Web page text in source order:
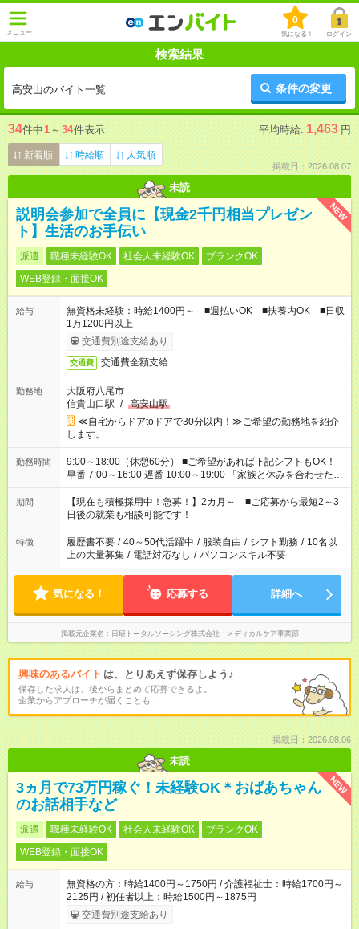
メニュー
0
気になる！ ログイン
検索結果
高安山のバイト一覧 条件の変更
34件中1 ～ 34件表示 平均時給: 1,463 円
新着順 時給順 人気順
掲載日：2026.08.07
未読
NEW
説明会参加で全員に【現金2千円相当プレゼン
ト】生活のお手伝い
派遣 職種未経験OK 社会人未経験OK
ブランクOK
WEB登録・面接OK
給与
無資格未経験：時給1400円～ ■週払いOK ■扶養内OK ■日収
1万1200円以上
交通費別途支給あり
交通費 交通費全額支給
勤務地
大阪府八尾市
信貴山口駅 / 高安山駅
≪自宅からドアtoドアで30分以内！≫ご希望の勤務地を紹介
します。
勤務時間
9:00～18:00（休憩60分） ■ご希望があれば下記シフトもOK！
早番 7:00～16:00 遅番 10:00～19:00 「家族と休みを合わせた
い」 「余裕を持って夕飯の準備がしたい」 「できれば残業はし
たくない」 など、ご希望を教えてくださいね。 ※Wワーク希望
の方へ 今ご覧のお仕事で希望する勤務時間と、もう1つのお仕事
の勤務時間。 合計で週40時間を超える場合は応募できません。
期間
【現在も積極採用中！急募！】2カ月～ ■ご応募から最短2～3
日後の就業も相談可能です！
特徴 履歴書不要 / 40～50代活躍中 / 服装自由 / シフト勤務 / 10名以
上の大量募集 / 電話対応なし / パソコンスキル不要
気になる！ 応募する 詳細へ
掲載元企業名 日研トータルソーシング株式会社 メディカルケア事業部
興味のあるバイト は、とりあえず保存しよう♪
保存した求人は、後からまとめて応募できるよ。
企業からアプローチが届くことも！
掲載日：2026.08.06
未読
NEW
3ヵ月で73万円稼ぐ！未経験OK＊おばあちゃん
のお話相手など
派遣 職種未経験OK 社会人未経験OK
ブランクOK
WEB登録・面接OK
給与
無資格の方：時給1400円～1750円 / 介護福祉士：時給1700円～
2125円 / 初任者以上：時給1500円～1875円
交通費別途支給あり